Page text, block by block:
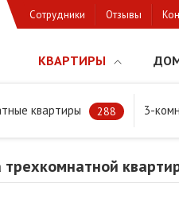
Сотрудники Отзывы
КВАРТИРЫ
квартиры 288 3-
трехкомнатной квартиры в